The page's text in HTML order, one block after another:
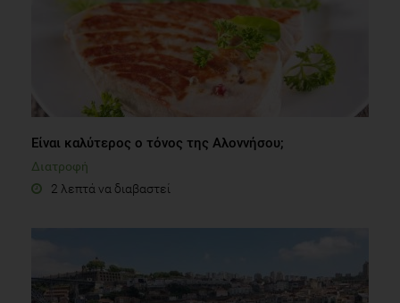
Είναι καλύτερος ο τόνος της Αλοννήσου;
Διατροφή
2 λεπτά να διαβαστεί